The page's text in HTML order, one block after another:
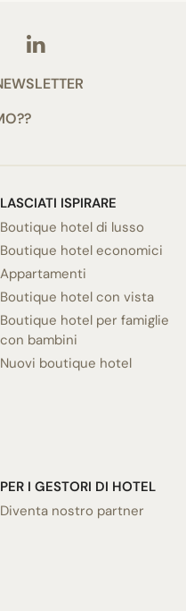
LASCIATI ISPIRARE
Boutique hotel di lusso
Boutique hotel economici
Appartamenti
Boutique hotel con vista
Boutique hotel per famiglie
con bambini
Nuovi boutique hotel
PER I GESTORI DI HOTEL
Diventa nostro partner